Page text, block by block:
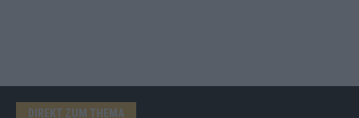
DIREKT ZUM THEMA